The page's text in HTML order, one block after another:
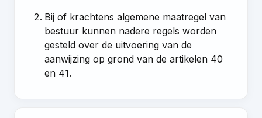
Bij of krachtens algemene maatregel van
bestuur kunnen nadere regels worden
gesteld over de uitvoering van de
aanwijzing op grond van deartikelen 40
en 41.